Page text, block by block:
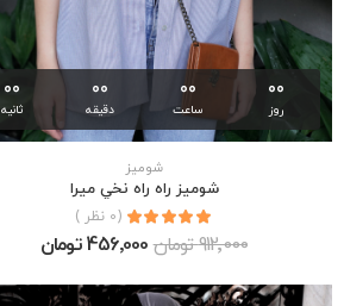
00
روز
00
ساعت
00
دقیقه
00
ثانیه
شوميز
شوميز راه راه نخي ميرا
(0 نظر )
912٬000 تومان 456٬000 تومان